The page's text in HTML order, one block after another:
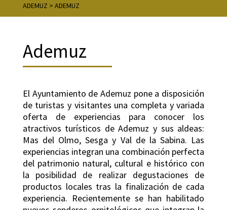
ADEMUZ > ADEMUZ
Ademuz
El Ayuntamiento de Ademuz pone a disposición
de turistas y visitantes una completa y variada
oferta de experiencias para conocer los
atractivos turísticos de Ademuz y sus aldeas:
Mas del Olmo, Sesga y Val de la Sabina. Las
experiencias integran una combinación perfecta
del patrimonio natural, cultural e histórico con
la posibilidad de realizar degustaciones de
productos locales tras la finalización de cada
experiencia. Recientemente se han habilitado